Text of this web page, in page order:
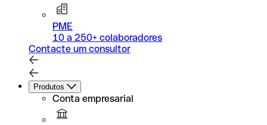
PME
10 a 250+ colaboradores
Contacte um consultor
Produtos
Conta empresarial